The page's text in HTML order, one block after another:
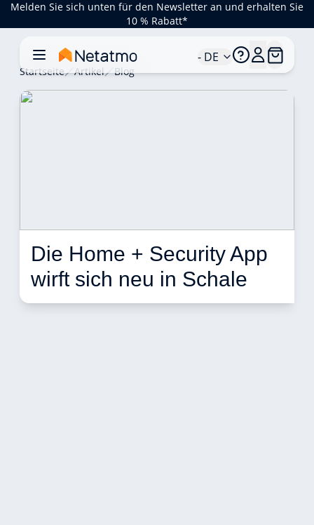
Melden Sie sich unten für den Newsletter an und erhalten Sie
10 % Rabatt*
- DE
Startseite Artikel Blog
Die Home + Security App
wirft sich neu in Schale